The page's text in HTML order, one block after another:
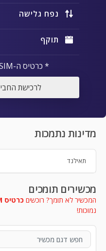
נפח גלישה
תוקף
* כרטיס ה-eSIM מגיע ללא מספר
לרכישת
מדינות נתמכות
תאילנד
מכשירים תומכים
המכשיר לא תומך? רוכשים כרטיס eSIM פיזי
נמוכות!